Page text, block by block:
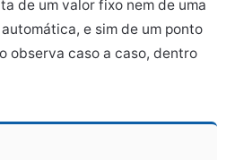
de um valor fixo nem de uma
e sim de um ponto
observa caso a caso, dentro